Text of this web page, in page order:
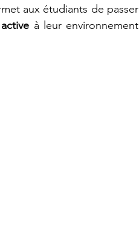
aux étudiants de passer
à leur environnement